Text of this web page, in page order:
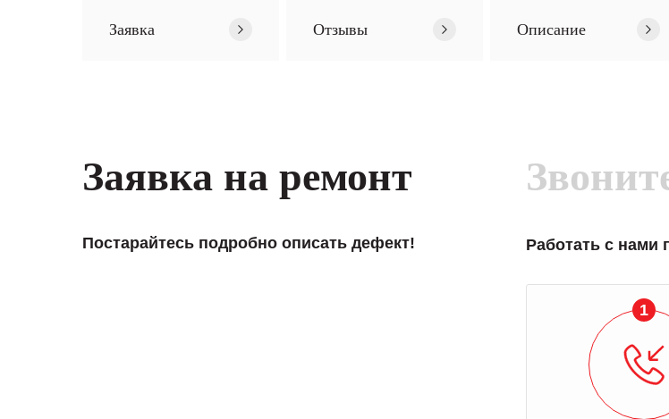
Заявка Отзывы Описание
Заявка на ремонт
Постарайтесь подробно описать дефект! Работать с нами
1